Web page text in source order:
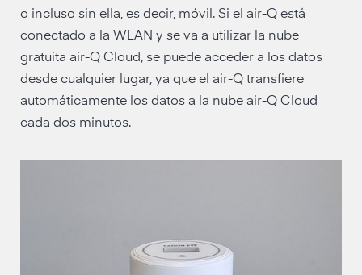
o incluso sin ella, es decir, móvil. Si el air-Q está
conectado a la WLAN y se va a utilizar la nube
gratuita air-Q Cloud, se puede acceder a los datos
desde cualquier lugar, ya que el air-Q transfiere
automáticamente los datos a la nube air-Q Cloud
cada dos minutos.